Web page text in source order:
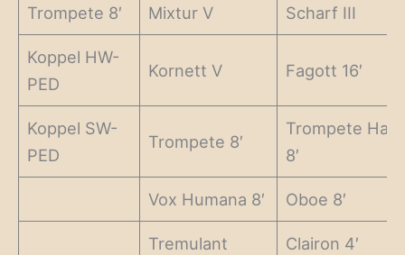
Trompete 8′ Mixtur V Scharf III
Koppel HW-
PED
Kornett V Fagott 16′
Koppel SW-
PED
Trompete 8′
Trompete
8′
Vox Humana 8′ Oboe 8′
Tremulant Clairon 4′